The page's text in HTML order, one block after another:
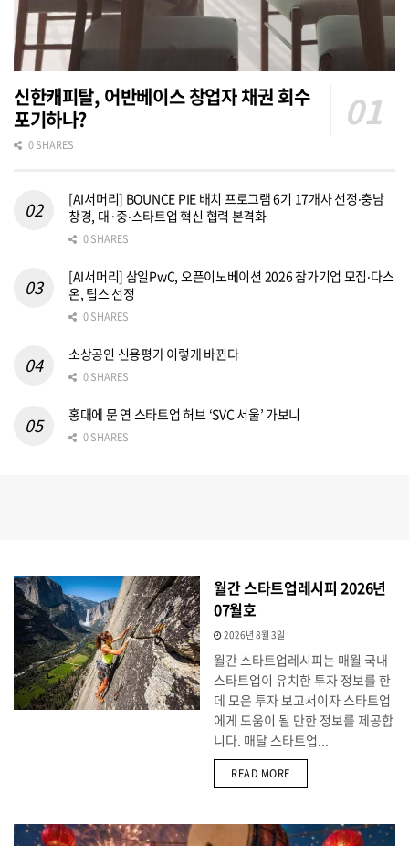
신한캐피탈, 어반베이스 창업자 채권 회수
포기하나?
0 SHARES
[AI서머리] BOUNCE PIE 배치 프로그램 6기 17개사 선정‧충남
창경, 대·중‧스타트업 혁신 협력 본격화
0 SHARES
[AI서머리] 삼일PwC, 오픈이노베이션 2026 참가기업 모집‧다스
온, 팁스 선정
0 SHARES
소상공인 신용평가 이렇게 바뀐다
0 SHARES
홍대에 문 연 스타트업 허브 ‘SVC 서울’ 가보니
0 SHARES
월간 스타트업레시피 2026년
07월호
2026년 8월 3일
월간 스타트업레시피는 매월 국내
스타트업이 유치한 투자 정보를 한
데 모은 투자 보고서이자 스타트업
에게 도움이 될 만한 정보를 제공합
니다. 매달 스타트업...
READ MOREDETAILS